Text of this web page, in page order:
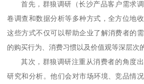
首先，群狼调研 （长沙产品客户需求
卷调查和数据分析等多种方式，全方位地
这些方式不仅可以帮助企业了解消费者的
的购买行为、消费习惯以及价值观等深层次
其次，群狼调研注重从消费者的角度
研究和分析。他们会对市场环境、竞品情